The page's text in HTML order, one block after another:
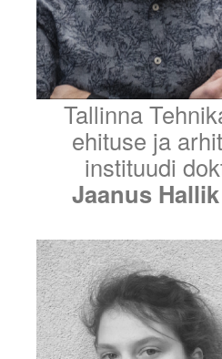
Tallinna
ehituse ja
instituudi
Jaanus Hallik